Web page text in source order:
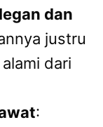
dan
justru
dari
: